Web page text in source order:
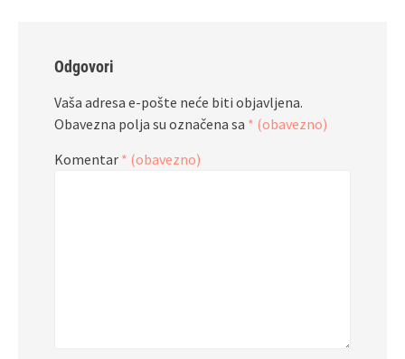
Odgovori
Vaša adresa e-pošte neće biti objavljena.
Obavezna polja su označena sa * (obavezno)
Komentar * (obavezno)